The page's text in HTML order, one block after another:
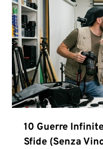
10 Guerre
Sfide (senza